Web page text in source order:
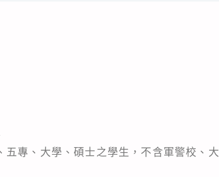
專、大學、碩士之學生，不含軍警校、大